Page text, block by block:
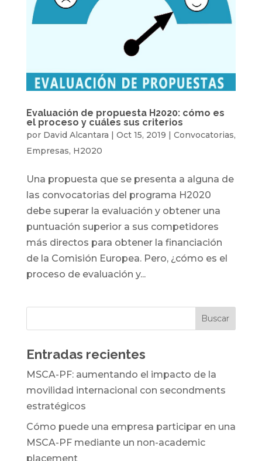
Evaluación de propuesta H2020: cómo es
el proceso y cuáles sus criterios
por David Alcantara | Oct 15, 2019 | Convocatorias,
Empresas, H2020
Una propuesta que se presenta a alguna de
las convocatorias del programa H2020
debe superar la evaluación y obtener una
puntuación superior a sus competidores
más directos para obtener la financiación
de la Comisión Europea. Pero, ¿cómo es el
proceso de evaluación y...
Entradas recientes
MSCA-PF: aumentando el impacto de la
movilidad internacional con secondments
estratégicos
Cómo puede una empresa participar en una
MSCA-PF mediante un non-academic
placement